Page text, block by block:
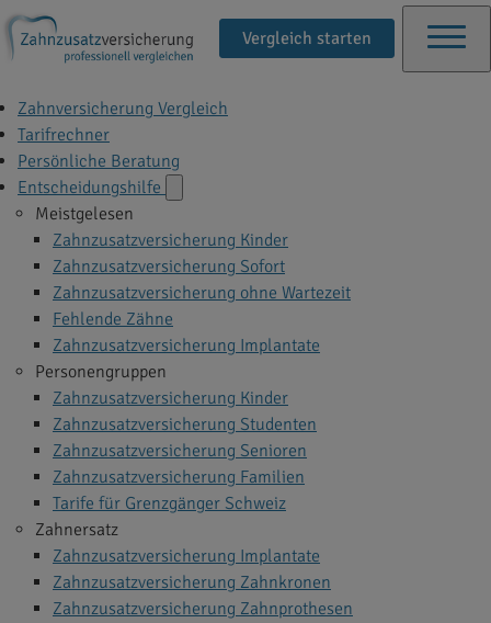
Vergleich starten
Zahnversicherung Vergleich
Tarifrechner
Persönliche Beratung
Entscheidungshilfe
Meistgelesen
Zahnzusatzversicherung Kinder
Zahnzusatzversicherung Sofort
Zahnzusatzversicherung ohne Wartezeit
Fehlende Zähne
Zahnzusatzversicherung Implantate
Personengruppen
Zahnzusatzversicherung Kinder
Zahnzusatzversicherung Studenten
Zahnzusatzversicherung Senioren
Zahnzusatzversicherung Familien
Tarife für Grenzgänger Schweiz
Zahnersatz
Zahnzusatzversicherung Implantate
Zahnzusatzversicherung Zahnkronen
Zahnzusatzversicherung Zahnprothesen